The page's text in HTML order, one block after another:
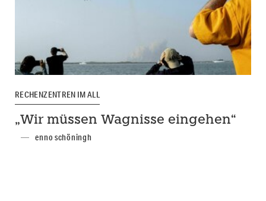
RECHENZENTREN IM ALL
„Wir müssen Wagnisse eingehen“
enno schöningh